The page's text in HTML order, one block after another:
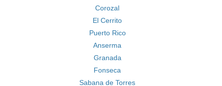
Corozal
El Cerrito
Puerto Rico
Anserma
Granada
Fonseca
Sabana de Torres